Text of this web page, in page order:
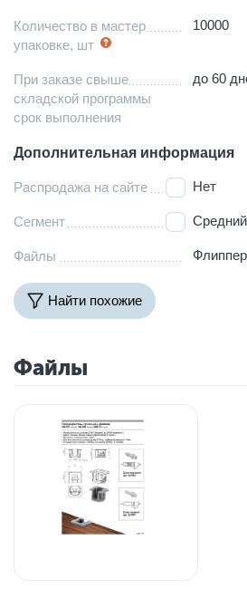
Количество в мастер
упаковке, шт
10000
При заказе свыше
складской программы
срок выполнения
до 60
Дополнительная информация
Распродажа на сайте Нет
Сегмент Средний
Файлы
Найти похожие
Файлы